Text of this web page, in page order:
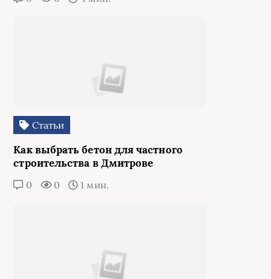
Статьи
Как выбрать бетон для частного
строительства в Дмитрове
0 0 1 мин.